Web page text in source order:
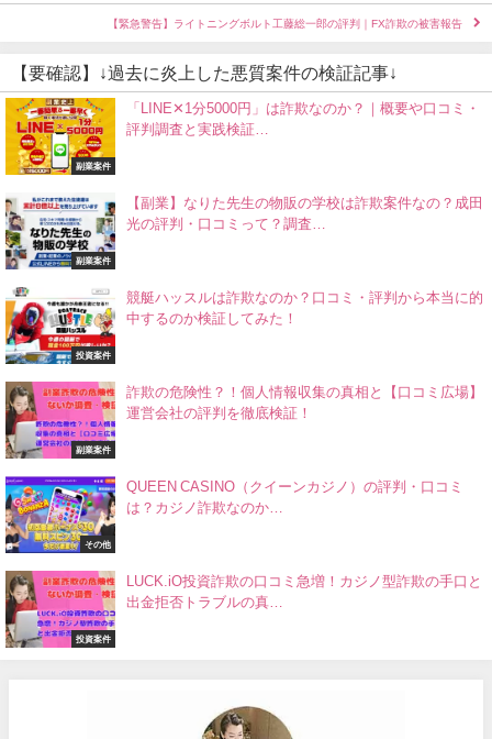
【緊急警告】ライトニングボルト工藤総一郎の評判｜FX詐欺の被害報告
【要確認】↓過去に炎上した悪質案件の検証記事↓
副業案件
「LINE✕1分5000円」は詐欺なのか？｜概要や口コミ・
評判調査と実践検証…
副業案件
【副業】なりた先生の物販の学校は詐欺案件なの？成田
光の評判・口コミって？調査…
投資案件
競艇ハッスルは詐欺なのか？口コミ・評判から本当に的
中するのか検証してみた！
副業案件
詐欺の危険性？！個人情報収集の真相と【口コミ広場】
運営会社の評判を徹底検証！
その他
QUEEN CASINO（クイーンカジノ）の評判・口コミ
は？カジノ詐欺なのか…
投資案件
LUCK.iO投資詐欺の口コミ急増！カジノ型詐欺の手口と
出金拒否トラブルの真…